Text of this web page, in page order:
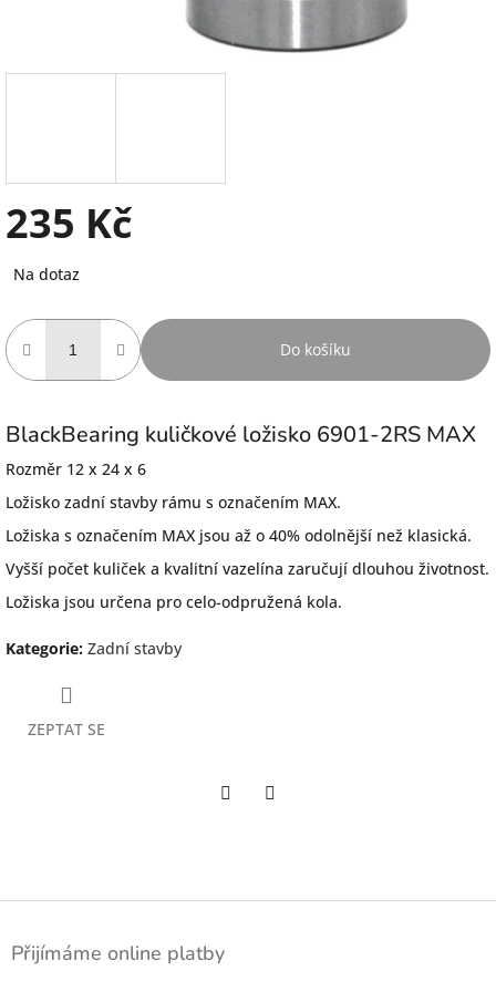
235 Kč
cena:
Na dotaz
Do košíku
BlackBearing kuličkové ložisko 6901-2RS MAX
Rozměr 12 x 24 x 6
Ložisko zadní stavby rámu s označením MAX.
Ložiska s označením MAX jsou až o 40% odolnější než klasická.
Vyšší počet kuliček a kvalitní vazelína zaručují dlouhou životnost.
Ložiska jsou určena pro celo-odpružená kola.
Kategorie: Zadní stavby
ZEPTAT SE
Z
Přijímáme online platby